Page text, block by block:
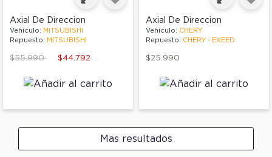
Axial De Direccion
Vehículo: MITSUBISHI
Repuesto: MITSUBISHI
Price reduced from
$55.990to $44.792
Axial De Direccion
Vehículo: CHERY
Repuesto: CHERY - EXEED
$25.990
Mas resultados